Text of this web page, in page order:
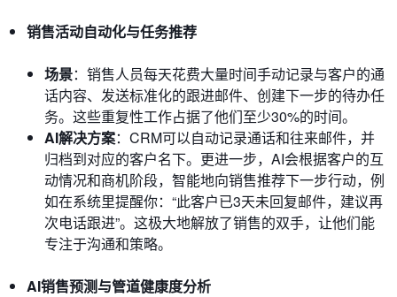
销售活动自动化与任务推荐
场景：销售人员每天花费大量时间手动记录与客户的通
话内容、发送标准化的跟进邮件、创建下一步的待办任
务。这些重复性工作占据了他们至少30%的时间。
AI解决方案：CRM可以自动记录通话和往来邮件，并
归档到对应的客户名下。更进一步，AI会根据客户的互
动情况和商机阶段，智能地向销售推荐下一步行动，例
如在系统里提醒你：“此客户已3天未回复邮件，建议再
次电话跟进”。这极大地解放了销售的双手，让他们能
专注于沟通和策略。
AI销售预测与管道健康度分析